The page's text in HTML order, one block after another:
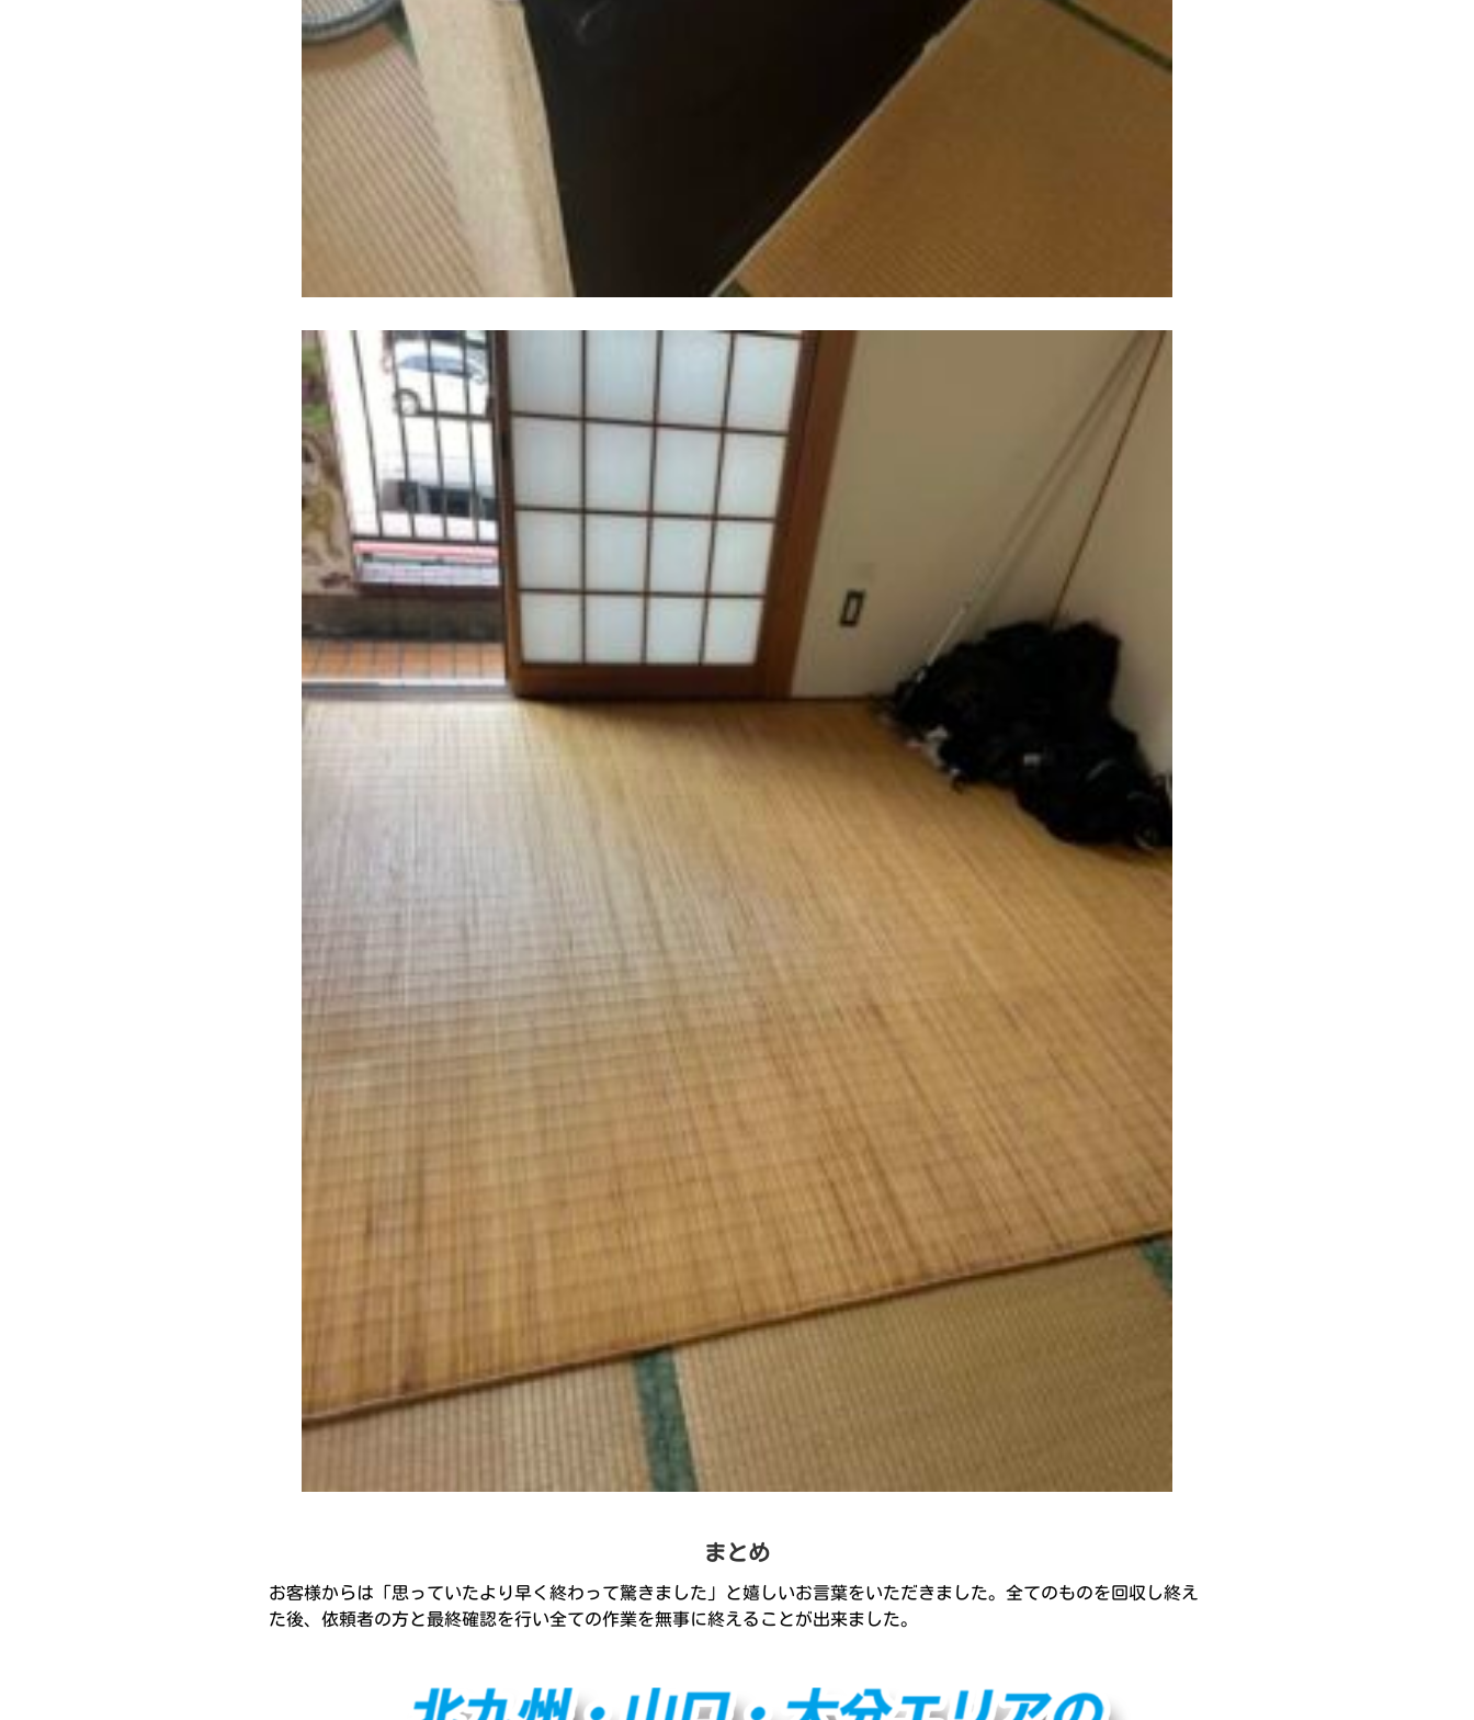
まとめ
お客様からは「思っていたより早く終わって驚きました」と嬉しいお言葉をいただきました。全てのものを回収し終え
た後、依頼者の方と最終確認を行い全ての作業を無事に終えることが出来ました。